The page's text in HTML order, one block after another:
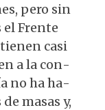
pero sin
el Frente
casi
a la con­
no ha ha­
masas y,